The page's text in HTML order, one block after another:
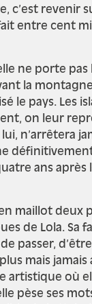
c’est revenir
entre cent
ne porte pas
la
le pays. Les
on leur
n’arrêtera
ans
maillot deux
de Lola. Sa
passer,
mais jamais
artistique où
pèse ses